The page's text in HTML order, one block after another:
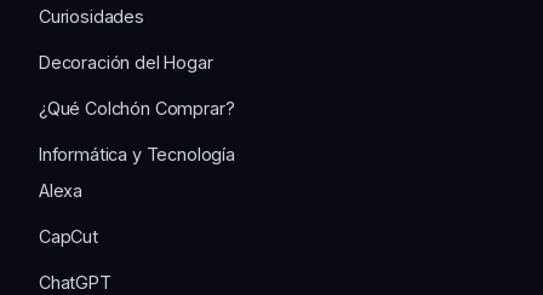
Curiosidades
Decoración del Hogar
¿Qué Colchón Comprar?
Informática y Tecnología
Alexa
CapCut
ChatGPT